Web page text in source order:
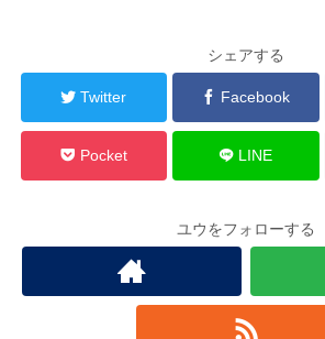
シェアする
Twitter Facebook
Pocket LINE
ユウをフォローする